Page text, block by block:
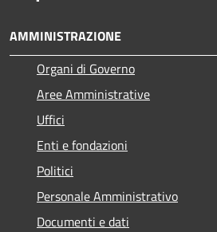
AMMINISTRAZIONE
Organi di Governo
Aree Amministrative
Uffici
Enti e fondazioni
Politici
Personale Amministrativo
Documenti e dati